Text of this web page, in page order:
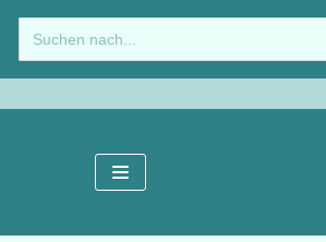
Zum
Inhalt
springen